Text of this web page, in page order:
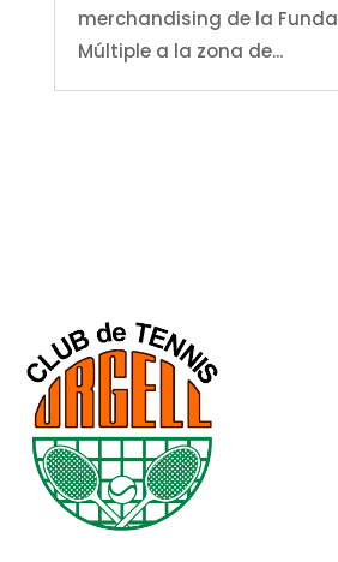
merchandising de la
Múltiple a la zona de...